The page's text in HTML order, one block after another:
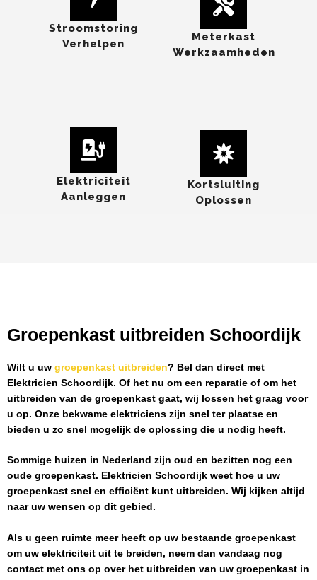
Stroomstoring
Verhelpen
Meterkast
Werkzaamheden
Elektriciteit
Aanleggen
Kortsluiting
Oplossen
Groepenkast uitbreiden Schoordijk
Wilt u uw groepenkast uitbreiden? Bel dan direct met
Elektricien Schoordijk. Of het nu om een reparatie of om het
uitbreiden van de groepenkast gaat, wij lossen het graag voor
u op. Onze bekwame elektriciens zijn snel ter plaatse en
bieden u zo snel mogelijk de oplossing die u nodig heeft.
Sommige huizen in Nederland zijn oud en bezitten nog een
oude groepenkast. Elektricien Schoordijk weet hoe u uw
groepenkast snel en efficiënt kunt uitbreiden. Wij kijken altijd
naar uw wensen op dit gebied.
Als u geen ruimte meer heeft op uw bestaande groepenkast
om uw elektriciteit uit te breiden, neem dan vandaag nog
contact met ons op over het uitbreiden van uw groepenkast in